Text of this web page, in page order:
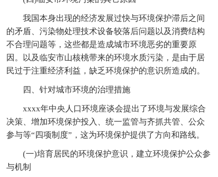
我国本身出现的经济发展过快与环境保护滞后之间
的矛盾、污染物处理技术设备较落后问题以及消费结构
不合理问题等，这些都是造成城市环境恶劣的重要原
因。以及临安市山核桃带来的环境水质污染，是由于居
民过于注重经济利益，缺乏环境保护的意识所造成的。
四、针对城市环境的治理措施
xxxx年中央人口环境座谈会提出了环境与发展综合
决策、增加环境保护投入、统一监管与齐抓共管、公众
参与等“四项制度”，这为环境保护提供了方向和路线。
(一)培育居民的环境保护意识，建立环境保护公众参
与机制